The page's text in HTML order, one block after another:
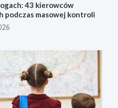
43 kierowców
podczas masowej kontroli